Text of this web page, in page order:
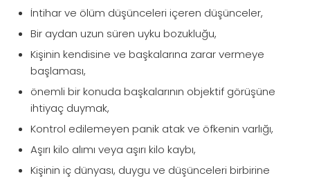
İntihar ve ölüm düşünceleri içeren düşünceler,
Bir aydan uzun süren uyku bozukluğu,
Kişinin kendisine ve başkalarına zarar vermeye
başlaması,
önemli bir konuda başkalarının objektif görüşüne
ihtiyaç duymak,
Kontrol edilemeyen panik atak ve öfkenin varlığı,
Aşırı kilo alımı veya aşırı kilo kaybı,
Kişinin iç dünyası, duygu ve düşünceleri birbirine